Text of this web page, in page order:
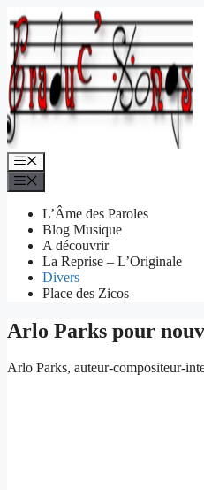
Aller
au
contenu
Menu
L’Âme des Paroles
Blog Musique
A découvrir
La Reprise – L’Originale
Divers
Place des Zicos
Arlo Parks pour
Arlo Parks, auteur-compositeur-